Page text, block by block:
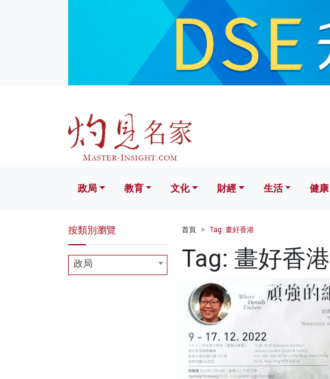
文化 財經 生活 健康
政局 教育 文化 財經 生活 健康
首頁 Tag: 畫好香港
Tag: 畫好香港
按類別瀏覽
政局